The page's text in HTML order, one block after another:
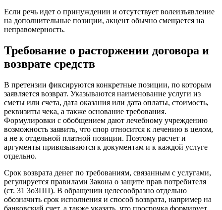
Если речь идет о принуждении и отсутствует волеизъявление
на дополнительные позиции, акцент обычно смещается на
неправомерность.
Требование о расторжении договора и
возврате средств
В претензии фиксируются конкретные позиции, по которым
заявляется возврат. Указываются наименование услуги из
сметы или счета, дата оказания или дата оплаты, стоимость,
реквизиты чека, а также основание требования.
Формулировки с обобщением дают лечебному учреждению
возможность заявить, что спор относится к лечению в целом,
а не к отдельной платной позиции. Поэтому расчет и
аргументы привязываются к документам и к каждой услуге
отдельно.
Срок возврата денег по требованиям, связанным с услугами,
регулируется правилами Закона о защите прав потребителя
(ст. 31 ЗоЗПП). В обращении целесообразно отдельно
обозначить срок исполнения и способ возврата, например на
банковский счет, а также указать, что просрочка формирует